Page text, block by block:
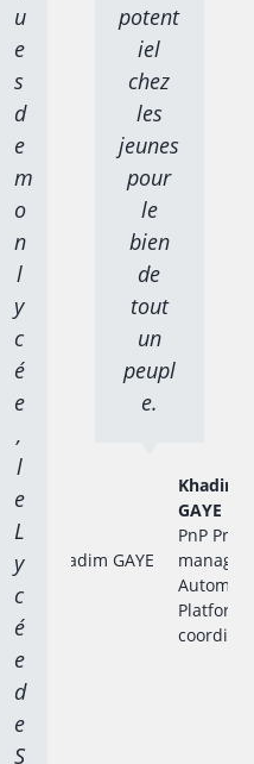
u
e
s
d
e
m
o
n
l
y
c
é
e
,
l
e
L
y
c
é
e
d
e
S
potent
iel
chez
les
jeunes
pour
le
bien
de
tout
un
peupl
e.
Khadim
GAYE
PnP
manager
Platform